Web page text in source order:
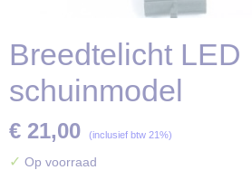
Breedtelicht LED
schuinmodel
€ 21,00 (inclusief btw 21%)
✓ Op voorraad